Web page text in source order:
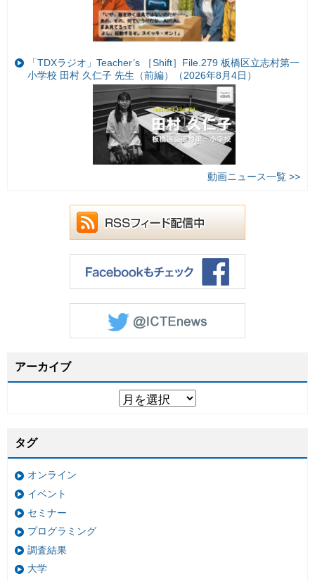
「TDXラジオ」Teacher’s ［Shift］File.279 板橋区立志村第一
小学校 田村 久仁子 先生（前編）（2026年8月4日）
動画ニュース一覧 >>
アーカイブ
タグ
オンライン
イベント
セミナー
プログラミング
調査結果
大学